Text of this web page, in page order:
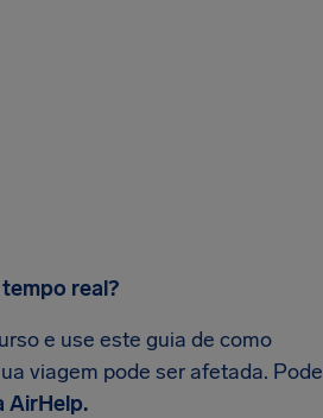
real?
e use este guia de como
viagem pode ser afetada. Pode
AirHelp.